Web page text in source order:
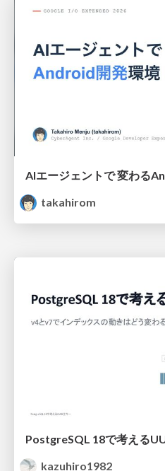
AIエージェントで 変わる
takahirom
PostgreSQL 18で考える
kazuhiro1982